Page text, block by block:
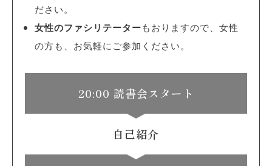
ださい。
女性のファシリテーターもおりますので、女性
の方も、お気軽にご参加ください。
20:00 読書会スタート
自己紹介